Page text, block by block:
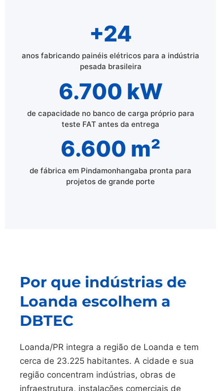
+24
anos fabricando painéis elétricos para a indústria
pesada brasileira
6.700 kW
de capacidade no banco de carga próprio para
teste FAT antes da entrega
6.600 m²
de fábrica em Pindamonhangaba pronta para
projetos de grande porte
Por que indústrias de
Loanda escolhem a
DBTEC
Loanda/PR integra a região de Loanda e tem
cerca de 23.225 habitantes. A cidade e sua
região concentram indústrias, obras de
infraestrutura, instalações comerciais de